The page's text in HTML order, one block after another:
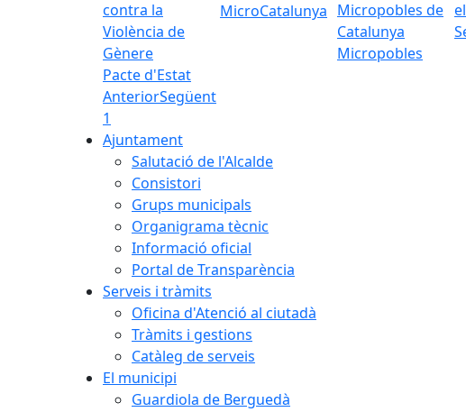
Pacte d'Estat
MicroCatalunya
Micropobles
AnteriorSegüent
1
Ajuntament
Salutació de l'Alcalde
Consistori
Grups municipals
Organigrama tècnic
Informació oficial
Portal de Transparència
Serveis i tràmits
Oficina d'Atenció al ciutadà
Tràmits i gestions
Catàleg de serveis
El municipi
Guardiola de Berguedà